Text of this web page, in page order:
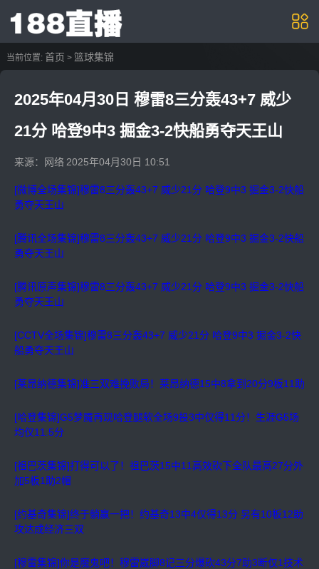
当前位置: 首页 > 篮球集锦
2025年04月30日 穆雷8三分轰43+7 威少
21分 哈登9中3 掘金3-2快船勇夺天王山
来源：网络 2025年04月30日 10:51
[微博全场集锦]穆雷8三分轰43+7 威少21分 哈登9中3 掘金3-2快船
勇夺天王山
[腾讯全场集锦]穆雷8三分轰43+7 威少21分 哈登9中3 掘金3-2快船
勇夺天王山
[腾讯原声集锦]穆雷8三分轰43+7 威少21分 哈登9中3 掘金3-2快船
勇夺天王山
[CCTV全场集锦]穆雷8三分轰43+7 威少21分 哈登9中3 掘金3-2快
船勇夺天王山
[莱昂纳德集锦]准三双难挽败局！莱昂纳德15中8拿到20分9板11助
[哈登集锦]G5梦魇再现哈登腿软全场9投3中仅得11分！生涯G5场
均仅11.5分
[祖巴茨集锦]打得可以了！祖巴茨15中11高效砍下全队最高27分外
加5板1助2帽
[约基奇集锦]终于躺赢一把！约基奇13中4仅得13分 另有10板12助
攻达成经济三双
[穆雷集锦]你是魔鬼吧！穆雷崴脚8记三分爆砍43分7助3断仅1技术